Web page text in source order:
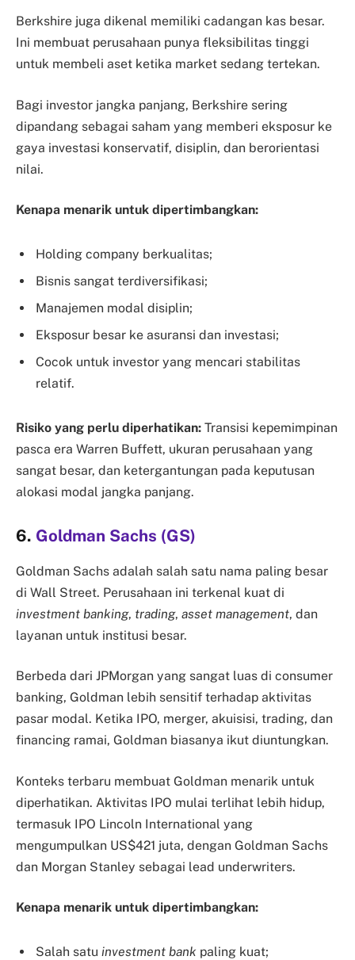
Berkshire juga dikenal memiliki cadangan kas besar.
Ini membuat perusahaan punya fleksibilitas tinggi
untuk membeli aset ketika market sedang tertekan.
Bagi investor jangka panjang, Berkshire sering
dipandang sebagai saham yang memberi eksposur ke
gaya investasi konservatif, disiplin, dan berorientasi
nilai.
Kenapa menarik untuk dipertimbangkan:
Holding company berkualitas;
Bisnis sangat terdiversifikasi;
Manajemen modal disiplin;
Eksposur besar ke asuransi dan investasi;
Cocok untuk investor yang mencari stabilitas
relatif.
Risiko yang perlu diperhatikan: Transisi kepemimpinan
pasca era Warren Buffett, ukuran perusahaan yang
sangat besar, dan ketergantungan pada keputusan
alokasi modal jangka panjang.
6. Goldman Sachs (GS)
Goldman Sachs adalah salah satu nama paling besar
di Wall Street. Perusahaan ini terkenal kuat di
investment banking, trading, asset management, dan
layanan untuk institusi besar.
Berbeda dari JPMorgan yang sangat luas di consumer
banking, Goldman lebih sensitif terhadap aktivitas
pasar modal. Ketika IPO, merger, akuisisi, trading, dan
financing ramai, Goldman biasanya ikut diuntungkan.
Konteks terbaru membuat Goldman menarik untuk
diperhatikan. Aktivitas IPO mulai terlihat lebih hidup,
termasuk IPO Lincoln International yang
mengumpulkan US$421 juta, dengan Goldman Sachs
dan Morgan Stanley sebagai lead underwriters.
Kenapa menarik untuk dipertimbangkan:
Salah satu investment bank paling kuat;